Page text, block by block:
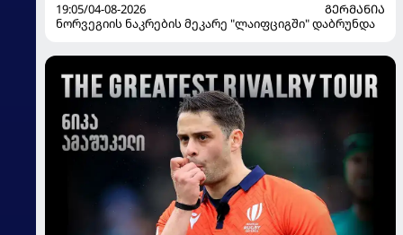
19:05/04-08-2026
ᲒᲔᲠᲛᲐᲜᲘᲐ
ნორვეგიის ნაკრების მეკარე "ლაიფციგში" დაბრუნდა